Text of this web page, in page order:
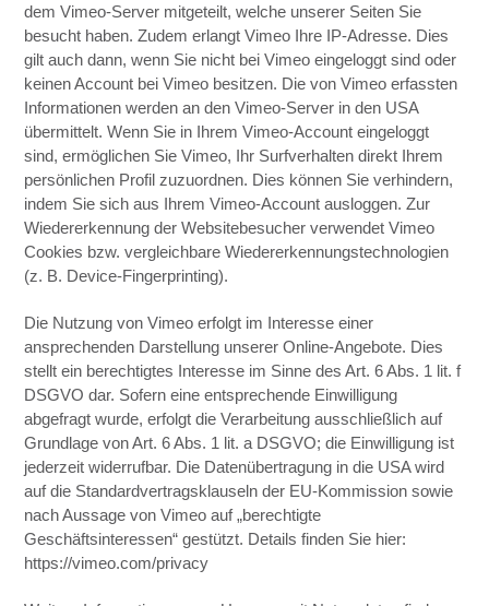
dem Vimeo-Server mitgeteilt, welche unserer Seiten Sie
besucht haben. Zudem erlangt Vimeo Ihre IP-Adresse. Dies
gilt auch dann, wenn Sie nicht bei Vimeo eingeloggt sind oder
keinen Account bei Vimeo besitzen. Die von Vimeo erfassten
Informationen werden an den Vimeo-Server in den USA
übermittelt. Wenn Sie in Ihrem Vimeo-Account eingeloggt
sind, ermöglichen Sie Vimeo, Ihr Surfverhalten direkt Ihrem
persönlichen Profil zuzuordnen. Dies können Sie verhindern,
indem Sie sich aus Ihrem Vimeo-Account ausloggen. Zur
Wiedererkennung der Websitebesucher verwendet Vimeo
Cookies bzw. vergleichbare Wiedererkennungstechnologien
(z. B. Device-Fingerprinting).
Die Nutzung von Vimeo erfolgt im Interesse einer
ansprechenden Darstellung unserer Online-Angebote. Dies
stellt ein berechtigtes Interesse im Sinne des Art. 6 Abs. 1 lit. f
DSGVO dar. Sofern eine entsprechende Einwilligung
abgefragt wurde, erfolgt die Verarbeitung ausschließlich auf
Grundlage von Art. 6 Abs. 1 lit. a DSGVO; die Einwilligung ist
jederzeit widerrufbar. Die Datenübertragung in die USA wird
auf die Standardvertragsklauseln der EU-Kommission sowie
nach Aussage von Vimeo auf „berechtigte
Geschäftsinteressen“ gestützt. Details finden Sie hier:
https://vimeo.com/privacy